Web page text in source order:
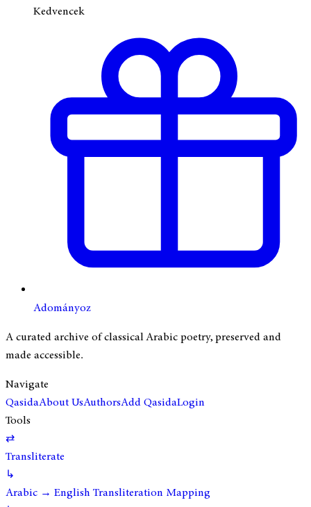
Kedvencek
Adományoz
A curated archive of classical Arabic poetry, preserved and
made accessible.
Navigate
QasidaAbout UsAuthorsAdd QasidaLogin
Tools
⇄
Transliterate
↳
Arabic → English Transliteration Mapping